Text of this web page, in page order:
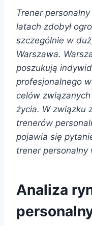
Trener
latach zdobył
szczególnie w
Warszawa.
poszukują
profesjonalnego
celów
życia. W związku
trenerów
pojawia się
trener personalny
Analiza